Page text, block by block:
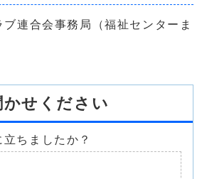
連合会事務局（福祉センターま
せください
ちましたか？